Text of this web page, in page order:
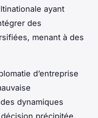
ayant
des
menant à des
d’entreprise
dynamiques
précipitée.